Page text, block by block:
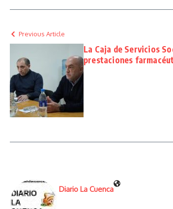
Previous Article
La Caja de Servicios
prestaciones
Diario La Cuenca